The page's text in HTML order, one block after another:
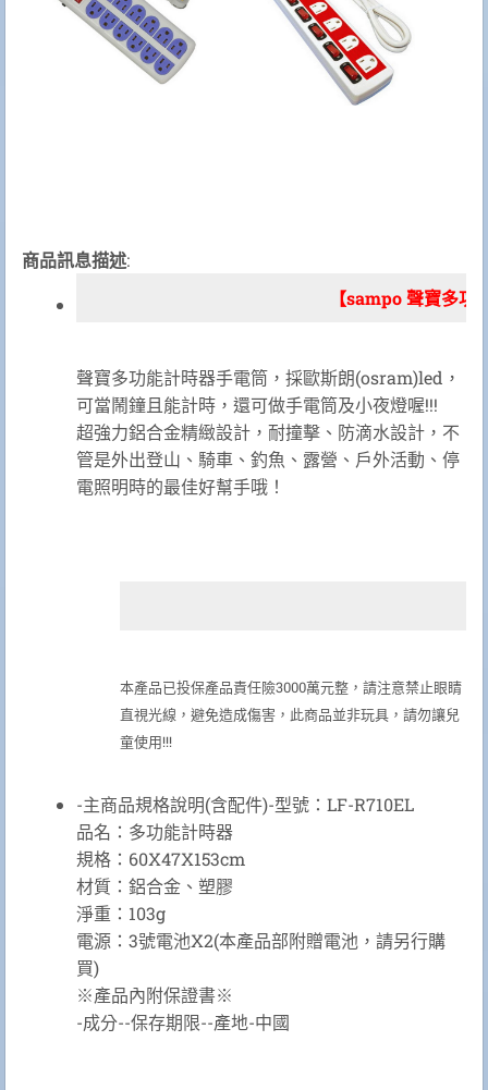
商品訊息描述:
【sampo 聲寶多
聲寶多功能計時器手電筒，採歐斯朗(osram)led，
可當鬧鐘且能計時，還可做手電筒及小夜燈喔!!!
超強力鋁合金精緻設計，耐撞擊、防滴水設計，不
管是外出登山、騎車、釣魚、露營、戶外活動、停
電照明時的最佳好幫手哦！
本產品已投保產品責任險3000萬元整，請注意禁止眼睛
直視光線，避免造成傷害，此商品並非玩具，請勿讓兒
童使用!!!
-主商品規格說明(含配件)-型號：LF-R710EL
品名：多功能計時器
規格：60X47X153cm
材質：鋁合金、塑膠
淨重：103g
電源：3號電池X2(本產品部附贈電池，請另行購
買)
※產品內附保證書※
-成分--保存期限--產地-中國